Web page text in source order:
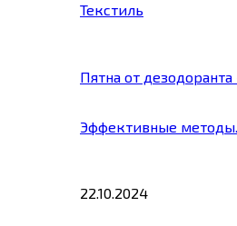
Текстиль
Пятна от
Эффективные
22.10.2024